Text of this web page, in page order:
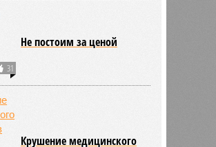
31
Не постоим за ценой
Крушение медицинского